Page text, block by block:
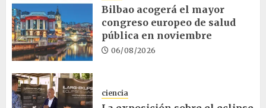
Bilbao acogerá el mayor
congreso europeo de salud
pública en noviembre
06/08/2026
ciencia